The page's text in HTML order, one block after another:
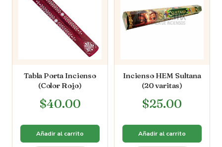
Tabla Porta Incienso
(Color Rojo)
$40.00
Añadir al carrito
Incienso HEM Sultana
(20 varitas)
$25.00
Añadir al carrito